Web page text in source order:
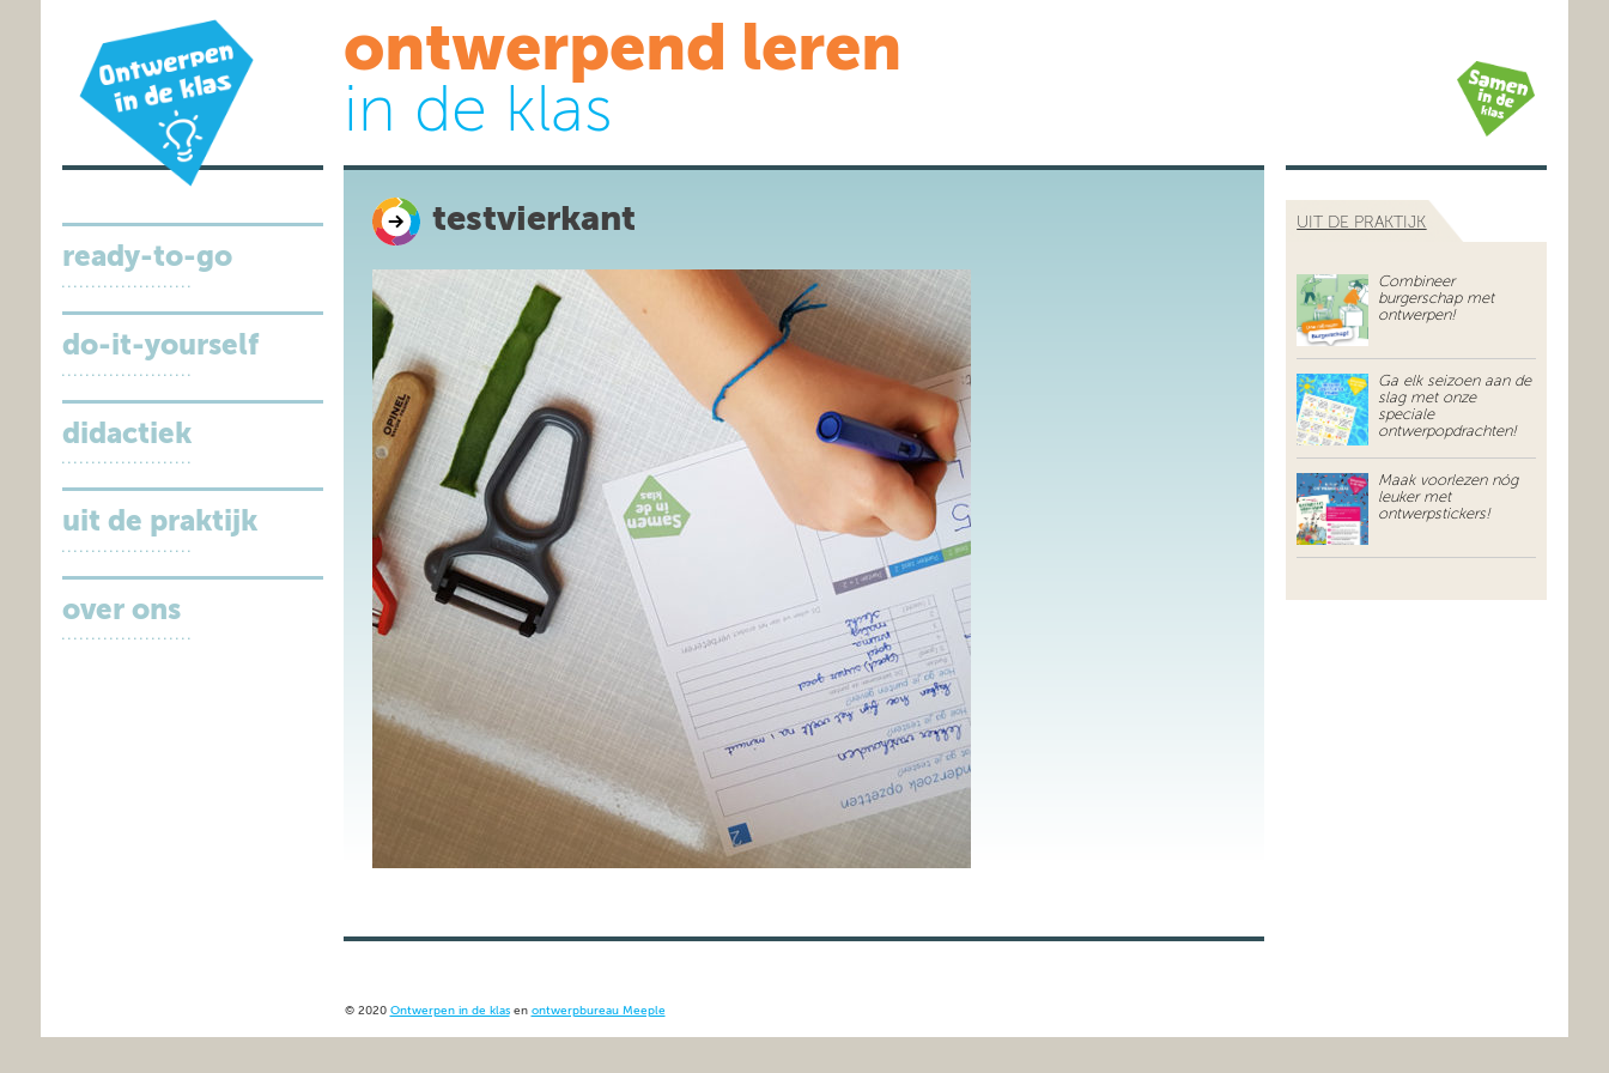
ontwerpend leren
in de klas
ready-to-go
do-it-yourself
didactiek
uit de praktijk
over ons
testvierkant UIT DE PRAKTIJK
Combineer
burgerschap met
ontwerpen!
Ga elk seizoen aan de
slag met onze
speciale
ontwerpopdrachten!
Maak voorlezen nóg
leuker met
ontwerpstickers!
© 2020 Ontwerpen in de klasen ontwerpbureau Meeple